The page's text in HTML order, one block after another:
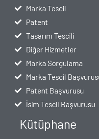
Marka Tescil
Patent
Tasarım Tescili
Diğer Hizmetler
Marka Sorgulama
Marka Tescil
Patent Başvurusu
İsim Tescil Başvurusu
Kütüphane